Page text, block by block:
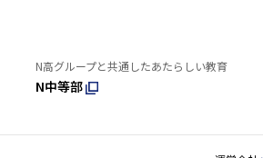
N高グループと共通したあたらしい教育
N中等部